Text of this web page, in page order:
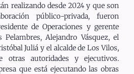
realizando desde 2024 y que son
público-privada, fueron
de Operaciones y gerente
Alejandro Vásquez, el
Juliá y el alcalde de Los Vilos,
otras autoridades y ejecutivos.
que está ejecutando las obras